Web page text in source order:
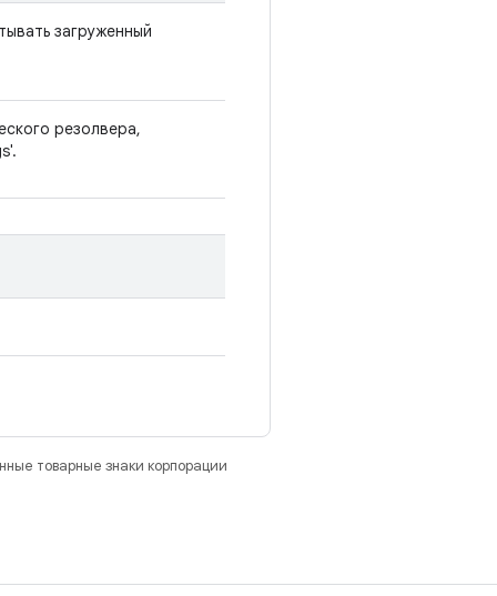
загруженный
резолвера,
товарные знаки корпорации